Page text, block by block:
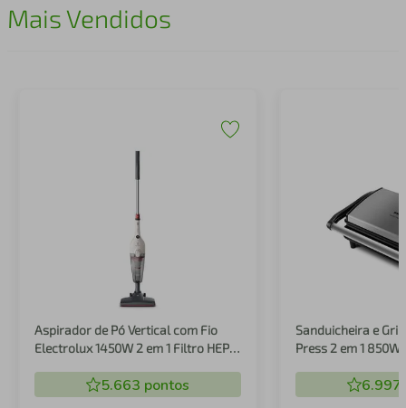
Mais Vendidos
Aspirador de Pó Vertical com Fio
Electrolux 1450W 2 em 1 Filtro HEPA
5.663 pontos
Sanduicheira e
Press 2 em 1 850W
6.997